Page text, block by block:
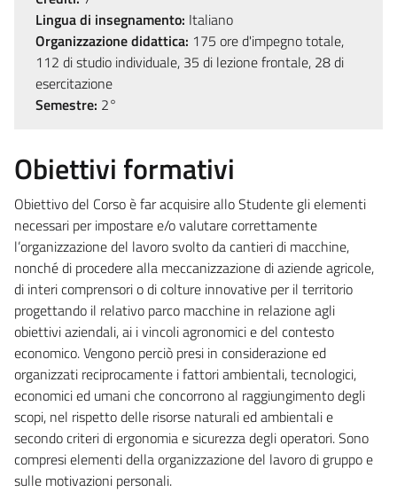
Lingua di insegnamento: Italiano
Organizzazione didattica: 175 ore d'impegno totale,
112 di studio individuale, 35 di lezione frontale, 28 di
esercitazione
Semestre: 2°
Obiettivi formativi
Obiettivo del Corso è far acquisire allo Studente gli elementi
necessari per impostare e/o valutare correttamente
l’organizzazione del lavoro svolto da cantieri di macchine,
nonché di procedere alla meccanizzazione di aziende agricole,
di interi comprensori o di colture innovative per il territorio
progettando il relativo parco macchine in relazione agli
obiettivi aziendali, ai i vincoli agronomici e del contesto
economico. Vengono perciò presi in considerazione ed
organizzati reciprocamente i fattori ambientali, tecnologici,
economici ed umani che concorrono al raggiungimento degli
scopi, nel rispetto delle risorse naturali ed ambientali e
secondo criteri di ergonomia e sicurezza degli operatori. Sono
compresi elementi della organizzazione del lavoro di gruppo e
sulle motivazioni personali.